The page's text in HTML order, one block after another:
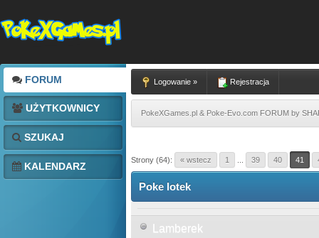
FORUM
UŻYTKOWNICY
SZUKAJ
KALENDARZ
Logowanie » Rejestracja
PokeXGames.pl & Poke-Evo.com FORUM by
Strony (64): « wstecz 1 39 40 41
Poke lotek
Lamberek